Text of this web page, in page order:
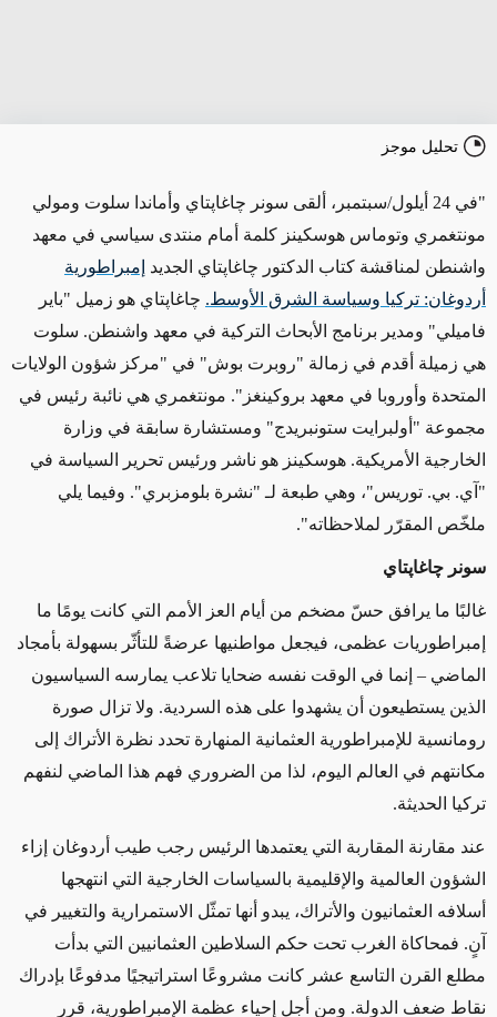
تحليل موجز
"في 24 أيلول/سبتمبر، ألقى سونر چاغاپتاي وأماندا سلوت ومولي
مونتغمري وتوماس هوسكينز كلمة أمام منتدى سياسي في معهد
واشنطن لمناقشة كتاب الدكتور چاغاپتاي الجديد إمبراطورية
أردوغان: تركيا وسياسة الشرق الأوسط. چاغاپتاي هو زميل "باير
فاميلي" ومدير برنامج الأبحاث التركية في معهد واشنطن. سلوت
هي زميلة أقدم في زمالة "روبرت بوش" في "مركز شؤون الولايات
المتحدة وأوروبا في معهد بروكينغز". مونتغمري هي نائبة رئيس في
مجموعة "أولبرايت ستونبريدج" ومستشارة سابقة في وزارة
الخارجية الأمريكية. هوسكينز هو ناشر ورئيس تحرير السياسة في
"آي. بي. توريس"، وهي طبعة لـ "نشرة بلومزبري". وفيما يلي
ملخّص المقرّر لملاحظاته".
سونر چاغاپتاي
غالبًا ما يرافق حسّ مضخم من أيام العز الأمم التي كانت يومًا ما
إمبراطوريات عظمى، فيجعل مواطنيها عرضةً للتأثّر بسهولة بأمجاد
الماضي – إنما في الوقت نفسه ضحايا تلاعب يمارسه السياسيون
الذين يستطيعون أن يشهدوا على هذه السردية. ولا تزال صورة
رومانسية للإمبراطورية العثمانية المنهارة تحدد نظرة الأتراك إلى
مكانتهم في العالم اليوم، لذا من الضروري فهم هذا الماضي لنفهم
تركيا الحديثة.
عند مقارنة المقاربة التي يعتمدها الرئيس رجب طيب أردوغان إزاء
الشؤون العالمية والإقليمية بالسياسات الخارجية التي انتهجها
أسلافه العثمانيون والأتراك، يبدو أنها تمثّل الاستمرارية والتغيير في
آنٍ. فمحاكاة الغرب تحت حكم السلاطين العثمانيين التي بدأت
مطلع القرن التاسع عشر كانت مشروعًا استراتيجيًا مدفوعًا بإدراك
نقاط ضعف الدولة. ومن أجل إحياء عظمة الإمبراطورية، قرر